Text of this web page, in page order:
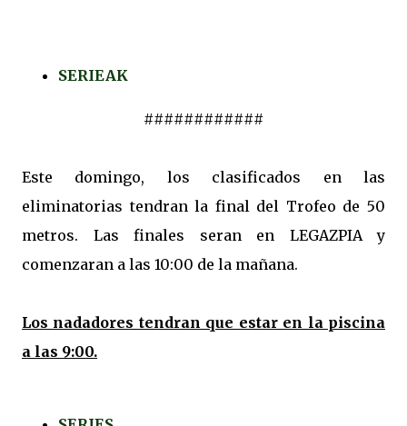
SERIEAK
############
Este domingo, los clasificados en las
eliminatorias tendran la final del Trofeo de 50
metros. Las finales seran en LEGAZPIA y
comenzaran a las 10:00 de la mañana.
Los nadadores tendran que estar en la piscina
a las 9:00.